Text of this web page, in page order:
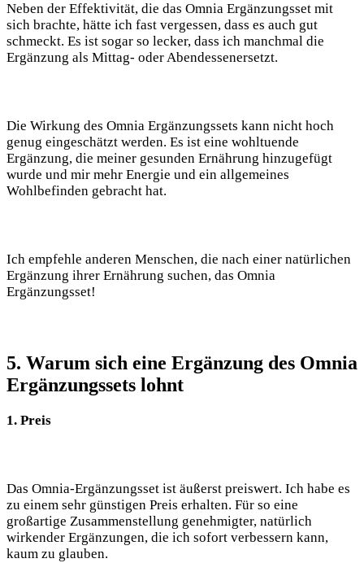
Neben der Effektivität, die das Omnia Ergänzungsset mit
sich brachte, hätte ich fast vergessen, dass es auch gut
schmeckt. Es ist sogar so lecker, dass ich manchmal die
Ergänzung als Mittag- oder Abendessenersetzt.
Die Wirkung des Omnia Ergänzungssets kann nicht hoch
genug eingeschätzt werden. Es ist eine wohltuende
Ergänzung, die meiner gesunden Ernährung hinzugefügt
wurde und mir mehr Energie und ein allgemeines
Wohlbefinden gebracht hat.
Ich empfehle anderen Menschen, die nach einer natürlichen
Ergänzung ihrer Ernährung suchen, das Omnia
Ergänzungsset!
5. Warum sich eine Ergänzung des Omnia
Ergänzungssets lohnt
1. Preis
Das Omnia-Ergänzungsset ist äußerst preiswert. Ich habe es
zu einem sehr günstigen Preis erhalten. Für so eine
großartige Zusammenstellung genehmigter, natürlich
wirkender Ergänzungen, die ich sofort verbessern kann,
kaum zu glauben.